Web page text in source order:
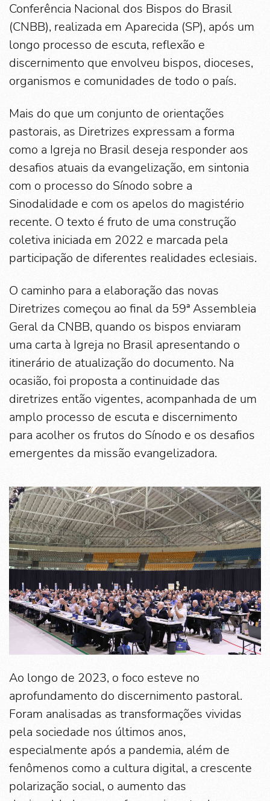
Conferência Nacional dos Bispos do Brasil
(CNBB), realizada em Aparecida (SP), após um
longo processo de escuta, reflexão e
discernimento que envolveu bispos, dioceses,
organismos e comunidades de todo o país.
Mais do que um conjunto de orientações
pastorais, as Diretrizes expressam a forma
como a Igreja no Brasil deseja responder aos
desafios atuais da evangelização, em sintonia
com o processo do Sínodo sobre a
Sinodalidade e com os apelos do magistério
recente. O texto é fruto de uma construção
coletiva iniciada em 2022 e marcada pela
participação de diferentes realidades eclesiais.
O caminho para a elaboração das novas
Diretrizes começou ao final da 59ª Assembleia
Geral da CNBB, quando os bispos enviaram
uma carta à Igreja no Brasil apresentando o
itinerário de atualização do documento. Na
ocasião, foi proposta a continuidade das
diretrizes então vigentes, acompanhada de um
amplo processo de escuta e discernimento
para acolher os frutos do Sínodo e os desafios
emergentes da missão evangelizadora.
Ao longo de 2023, o foco esteve no
aprofundamento do discernimento pastoral.
Foram analisadas as transformações vividas
pela sociedade nos últimos anos,
especialmente após a pandemia, além de
fenômenos como a cultura digital, a crescente
polarização social, o aumento das